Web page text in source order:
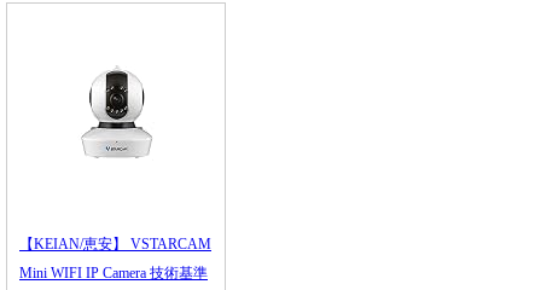
【KEIAN/恵安】 VSTARCAM
Mini WIFI IP Camera 技術基準